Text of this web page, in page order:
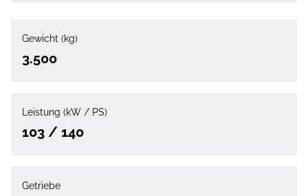
Gewicht (kg)
3.500
Leistung (kW / PS)
103 / 140
Getriebe